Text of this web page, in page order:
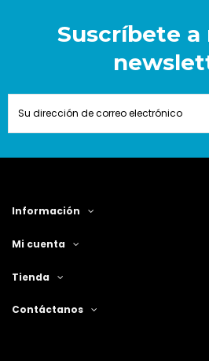
Suscríbete a
Información
Mi cuenta
Tienda
Contáctanos